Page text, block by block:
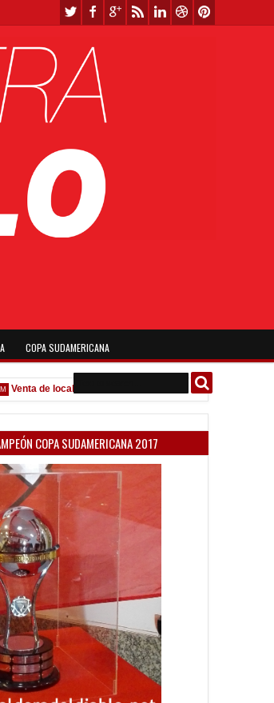
COPA SUDAMERICANA
de localidades ante Platense Godoy
COPA SUDAMERICANA 2017